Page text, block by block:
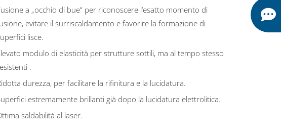
a „occhio di bue“ per riconoscere l‘esatto momento di
evitare il surriscaldamento e favorire la formazione di
lisce.
modulo di elasticità per strutture sottili, ma al tempo stesso
.
durezza, per facilitare la rifinitura e la lucidatura.
estremamente brillanti già dopo la lucidatura elettrolitica.
saldabilità al laser.